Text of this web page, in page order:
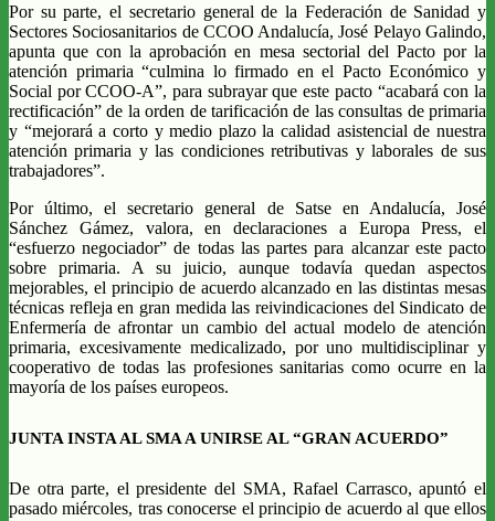
Por su parte, el secretario general de la Federación de Sanidad y
Sectores Sociosanitarios de CCOO Andalucía, José Pelayo Galindo,
apunta que con la aprobación en mesa sectorial del Pacto por la
atención primaria “culmina lo firmado en el Pacto Económico y
Social por CCOO-A”, para subrayar que este pacto “acabará con la
rectificación” de la orden de tarificación de las consultas de primaria
y “mejorará a corto y medio plazo la calidad asistencial de nuestra
atención primaria y las condiciones retributivas y laborales de sus
trabajadores”.
Por último, el secretario general de Satse en Andalucía, José
Sánchez Gámez, valora, en declaraciones a Europa Press, el
“esfuerzo negociador” de todas las partes para alcanzar este pacto
sobre primaria. A su juicio, aunque todavía quedan aspectos
mejorables, el principio de acuerdo alcanzado en las distintas mesas
técnicas refleja en gran medida las reivindicaciones del Sindicato de
Enfermería de afrontar un cambio del actual modelo de atención
primaria, excesivamente medicalizado, por uno multidisciplinar y
cooperativo de todas las profesiones sanitarias como ocurre en la
mayoría de los países europeos.
JUNTA INSTA AL SMA A UNIRSE AL “GRAN ACUERDO”
De otra parte, el presidente del SMA, Rafael Carrasco, apuntó el
pasado miércoles, tras conocerse el principio de acuerdo al que ellos